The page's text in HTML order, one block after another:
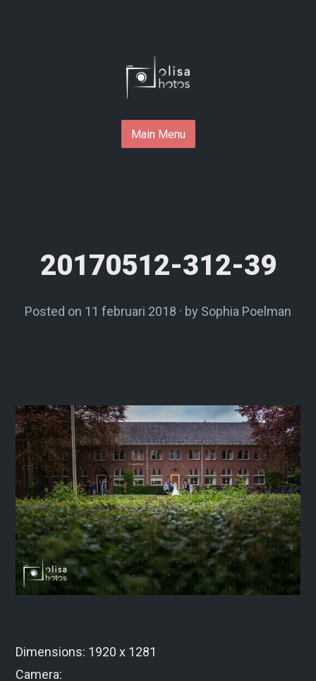
Main Menu
20170512-312-39
Posted on 11 februari 2018 by Sophia Poelman
Dimensions: 1920 x 1281
Camera: